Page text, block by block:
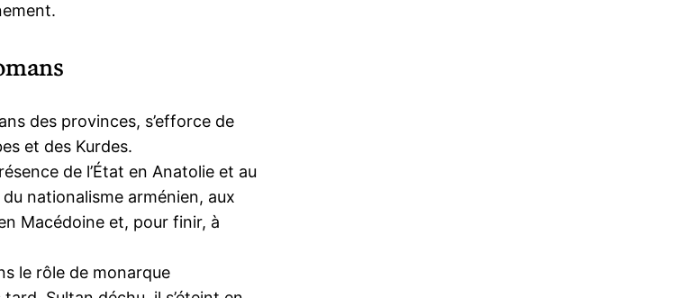
des provinces, s’efforce de
et des Kurdes.
de l’État en Anatolie et au
nationalisme arménien, aux
Macédoine et, pour finir, à
le rôle de monarque